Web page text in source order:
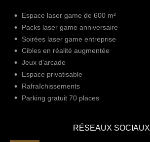
Espace laser game de 600 m²
Packs laser game anniversaire
Soirées laser game entreprise
Cibles en réalité augmentée
Jeux d'arcade
Espace privatisable
Rafraîchissements
Parking gratuit 70 places
RÉSEAUX SOCIAUX